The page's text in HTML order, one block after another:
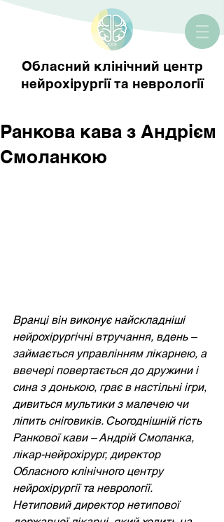
Обласний клінічний центр
нейрохірургії та неврології
Ранкова кава з Андрієм
Смоланкою
Вранці він виконує найскладніші
нейрохірургічні втручання, вдень –
займається управлінням лікарнею, а
ввечері повертається до дружини і
сина з донькою, грає в настільні ігри,
дивиться мультики з малечею чи
ліпить сніговиків. Сьогоднішній гість
Ранкової кави – Андрій Смоланка,
лікар-нейрохірург, директор
Обласного клінічного центру
нейрохірургії та неврології.
Нетиповий директор нетипової